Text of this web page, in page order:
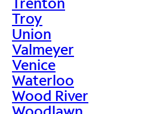
Troy
Union
Valmeyer
Venice
Waterloo
Wood River